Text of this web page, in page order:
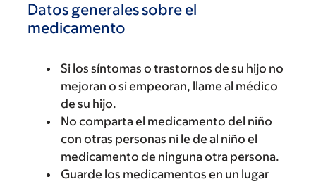
Datos generales sobre el
medicamento
Si los síntomas o trastornos de su hijo no
mejoran o si empeoran, llame al médico
de su hijo.
No comparta el medicamento del niño
con otras personas ni le de al niño el
medicamento de ninguna otra persona.
Guarde los medicamentos en un lugar